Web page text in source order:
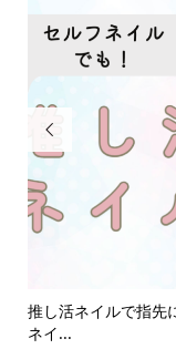

宅で出来るセルフ 【